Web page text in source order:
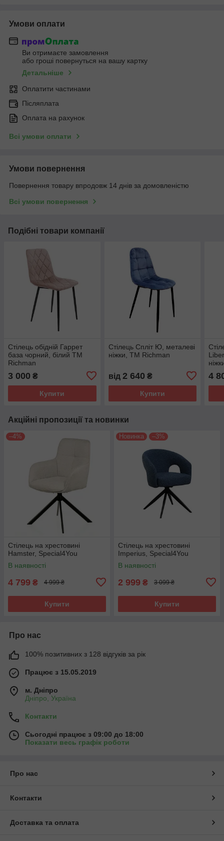
Умови оплати
Ви отримаєте замовлення
або гроші повернуться на вашу картку
Детальніше
Оплатити частинами
Післяплата
Оплата на рахунок
Всі умови оплати
Умови повернення
Повернення товару впродовж 14 днів за домовленістю
Всі умови повернення
Подібні товари компанії
Стілець обідній Гаррет
база чорний, білий TM
Richman
3 000 ₴
Купити
Стілець Спліт Ю, металеві
ніжки, TM Richman
від 2 640 ₴
Купити
4
Акційні пропозиції та новинки
–4%
Стілець на хрестовині
Hamster, Special4You
В наявності
4 799 ₴ 4 999 ₴
Купити
Новинка –3%
Стілець на хрестовині
Imperius, Special4You
В наявності
2 999 ₴ 3 099 ₴
Купити
Про нас
100% позитивних з 128 відгуків за рік
Працює з 15.05.2019
м. Дніпро
Дніпро, Україна
Контакти
Сьогодні працює з 09:00 до 18:00
Показати весь графік роботи
Про нас
Контакти
Доставка та оплата